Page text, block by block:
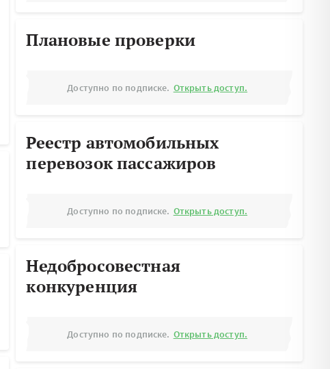
Плановые проверки
Доступно по подписке. Открыть доступ.
Реестр автомобильных
перевозок пассажиров
Доступно по подписке. Открыть доступ.
Недобросовестная
конкуренция
Доступно по подписке. Открыть доступ.